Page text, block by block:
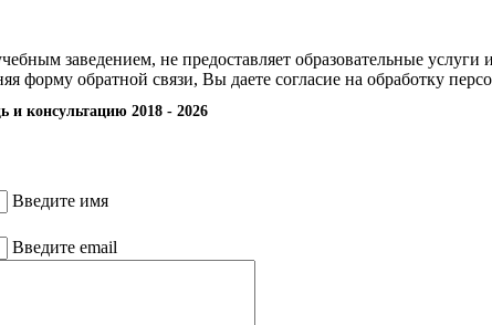
заведением, не предоставляет образовательные
форму обратной связи, Вы даете согласие на обработку
и консультацию 2018 - 2026
Введите имя
Введите email